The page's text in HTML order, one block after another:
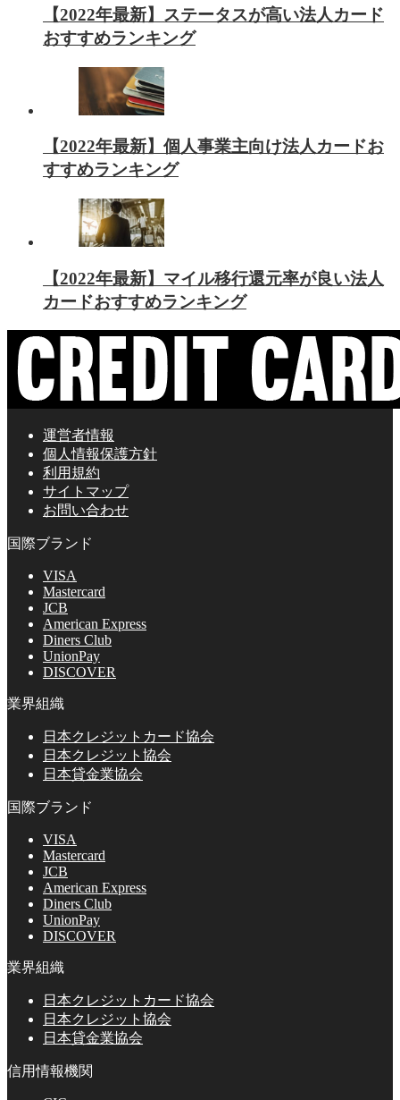
【2022年最新】ステータスが高い法人カード
おすすめランキング
【2022年最新】個人事業主向け法人カードお
すすめランキング
【2022年最新】マイル移行還元率が良い法人
カードおすすめランキング
運営者情報
個人情報保護方針
利用規約
サイトマップ
お問い合わせ
国際ブランド
VISA
Mastercard
JCB
American Express
Diners Club
UnionPay
DISCOVER
業界組織
日本クレジットカード協会
日本クレジット協会
日本貸金業協会
国際ブランド
VISA
Mastercard
JCB
American Express
Diners Club
UnionPay
DISCOVER
業界組織
日本クレジットカード協会
日本クレジット協会
日本貸金業協会
信用情報機関